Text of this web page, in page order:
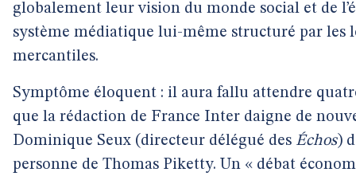
globalement leur vision du monde social et de
système médiatique lui-même structuré par les
mercantiles.
Symptôme éloquent : il aura fallu attendre
que la rédaction de France Inter daigne de
Dominique Seux (directeur délégué des Échos)
personne de Thomas Piketty. Un « débat